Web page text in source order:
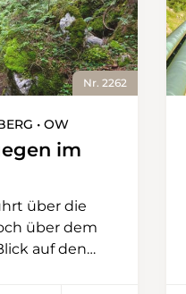
Nr. 2262
• OW
im
über die
über dem
auf den